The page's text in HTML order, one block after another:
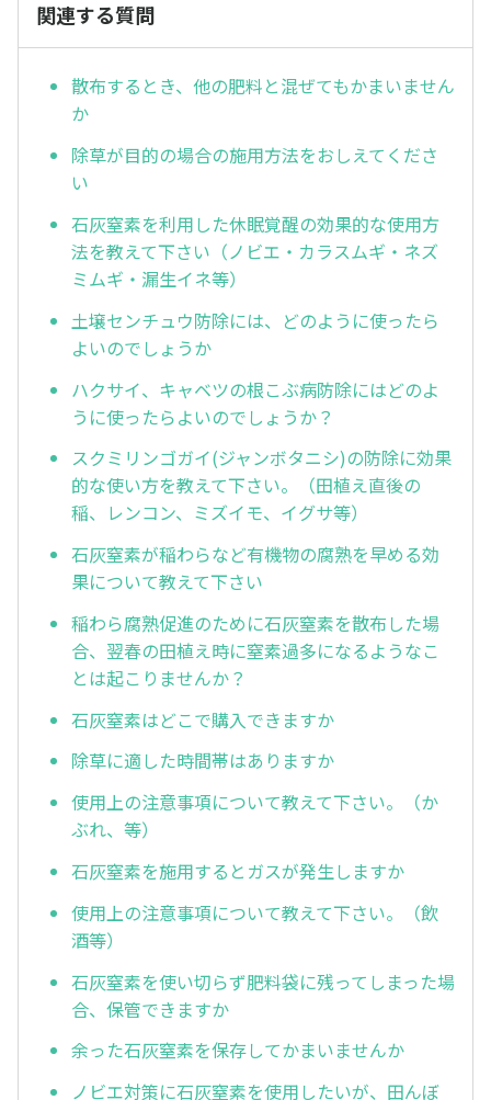
関連する質問
散布するとき、他の肥料と混ぜてもかまいません
か
除草が目的の場合の施用方法をおしえてくださ
い
石灰窒素を利用した休眠覚醒の効果的な使用方
法を教えて下さい（ノビエ・カラスムギ・ネズ
ミムギ・漏生イネ等）
土壌センチュウ防除には、どのように使ったら
よいのでしょうか
ハクサイ、キャベツの根こぶ病防除にはどのよ
うに使ったらよいのでしょうか？
スクミリンゴガイ(ジャンボタニシ)の防除に効果
的な使い方を教えて下さい。（田植え直後の
稲、レンコン、ミズイモ、イグサ等）
石灰窒素が稲わらなど有機物の腐熟を早める効
果について教えて下さい
稲わら腐熟促進のために石灰窒素を散布した場
合、翌春の田植え時に窒素過多になるようなこ
とは起こりませんか？
石灰窒素はどこで購入できますか
除草に適した時間帯はありますか
使用上の注意事項について教えて下さい。（か
ぶれ、等）
石灰窒素を施用するとガスが発生しますか
使用上の注意事項について教えて下さい。（飲
酒等）
石灰窒素を使い切らず肥料袋に残ってしまった場
合、保管できますか
余った石灰窒素を保存してかまいませんか
ノビエ対策に石灰窒素を使用したいが、田んぼ